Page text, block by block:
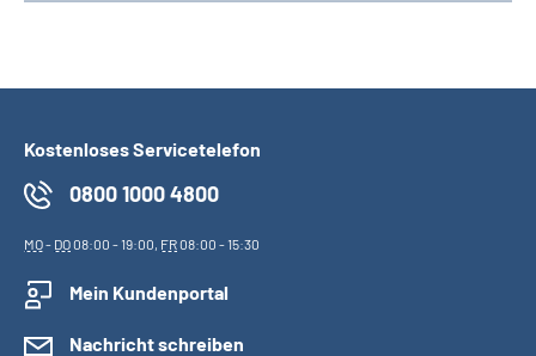
Kostenloses Servicetelefon
0800 1000 4800
MO- DO08:00 - 19:00, FR08:00 - 15:30
Mein Kundenportal
Nachricht schreiben